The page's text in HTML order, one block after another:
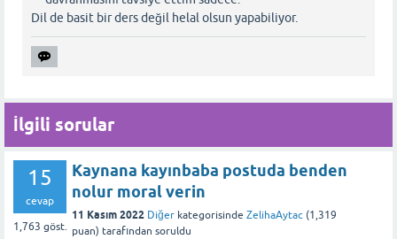
Dil de basit bir ders değil helal olsun yapabiliyor.
İlgili sorular
15
cevap
1,763 göst.
Kaynana kayınbaba postuda benden
nolur moral verin
11 Kasım 2022 Diğer kategorisinde ZelihaAytac (1,319
puan) tarafından soruldu